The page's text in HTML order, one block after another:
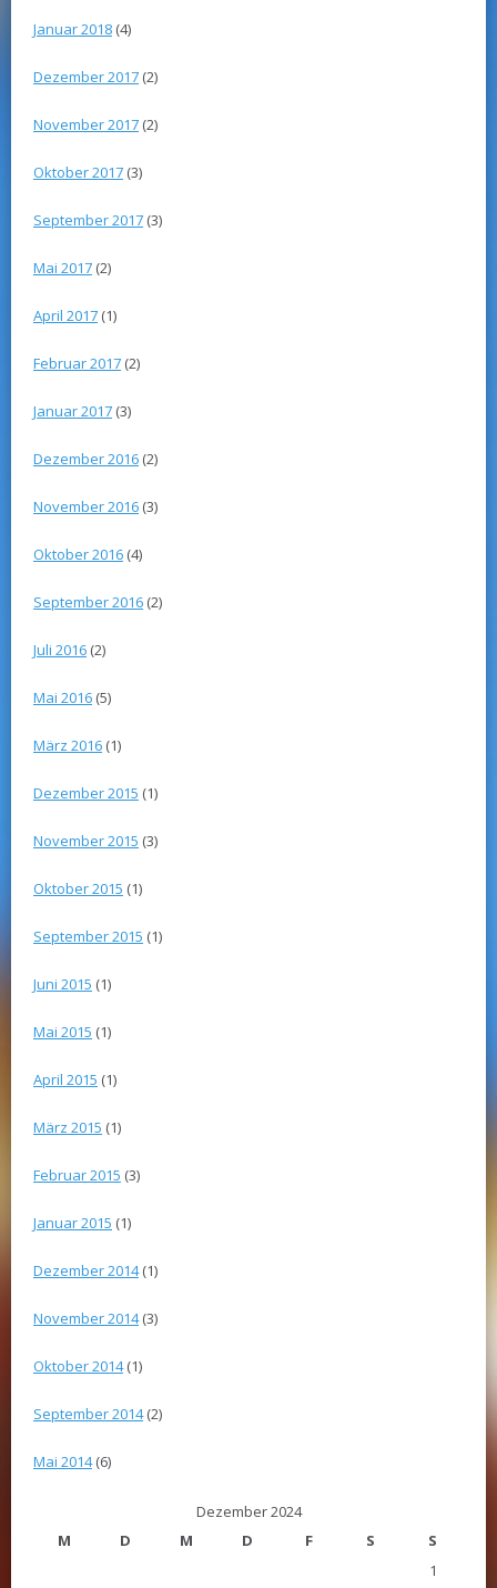
Januar 2018 (4)
Dezember 2017 (2)
November 2017 (2)
Oktober 2017 (3)
September 2017 (3)
Mai 2017 (2)
April 2017 (1)
Februar 2017 (2)
Januar 2017 (3)
Dezember 2016 (2)
November 2016 (3)
Oktober 2016 (4)
September 2016 (2)
Juli 2016 (2)
Mai 2016 (5)
März 2016 (1)
Dezember 2015 (1)
November 2015 (3)
Oktober 2015 (1)
September 2015 (1)
Juni 2015 (1)
Mai 2015 (1)
April 2015 (1)
März 2015 (1)
Februar 2015 (3)
Januar 2015 (1)
Dezember 2014(1)
November 2014(3)
Oktober 2014(1)
September 2014(2)
Mai 2014(6)
Dezember 2024
M
D M D F S
S
1